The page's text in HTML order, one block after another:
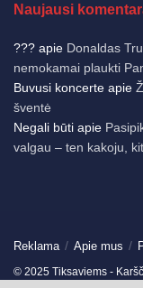
Naujausi
??? apie Donaldas
nemokamai plaukti
Buvusi koncerte apie
šventė
Negali būti apie
valgau – ten kakoju,
Reklama Apie mus
© 2025 Tiksaviems -